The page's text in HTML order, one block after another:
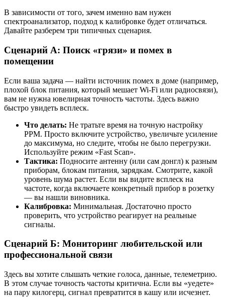
В зависимости от того, зачем именно вам нужен
спектроанализатор, подход к калибровке будет отличаться.
Давайте разберем три типичных сценария.
Сценарий А: Поиск «грязи» и помех в
помещении
Если ваша задача — найти источник помех в доме (например,
плохой блок питания, который мешает Wi-Fi или радиосвязи),
вам не нужна ювелирная точность частоты. Здесь важно
быстро увидеть всплеск.
Что делать: Не тратьте время на точную настройку
PPM. Просто включите устройство, увеличьте усиление
до максимума, но следите, чтобы не было перегрузки.
Используйте режим «Fast Scan».
Тактика: Подносите антенну (или сам донгл) к разным
приборам, блокам питания, зарядкам. Смотрите, какой
уровень шума растет. Если вы видите всплеск на
частоте, когда включаете конкретный прибор в розетку
— вы нашли виновника.
Калибровка: Минимальная. Достаточно просто
проверить, что устройство реагирует на реальные
сигналы.
Сценарий Б: Мониторинг любительской или
профессиональной связи
Здесь вы хотите слышать четкие голоса, данные, телеметрию.
В этом случае точность частоты критична. Если вы «уедете»
на пару килогерц, сигнал превратится в кашу или исчезнет.